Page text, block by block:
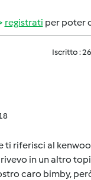
registrati per poter
Iscritto :
ti riferisci al
in un altro
caro bimby,